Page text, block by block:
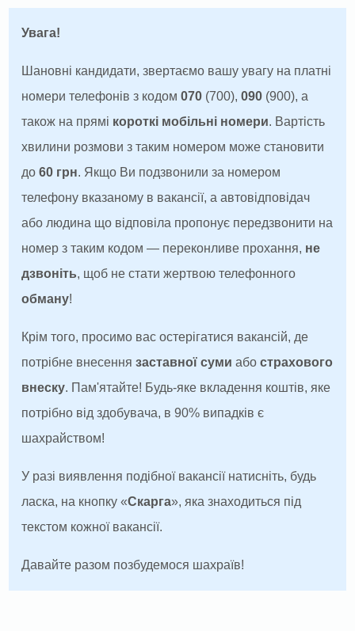
Увага!
Шановні кандидати, звертаємо вашу увагу на платні
номери телефонів з кодом070 (700),090 (900), а
також на прямі короткі мобільні номери. Вартість
хвилини розмови з таким номером може становити
до60 грн. Якщо Ви подзвонили за номером
телефону вказаному в вакансії, а автовідповідач
або людина що відповіла пропонує передзвонити на
номер з таким кодом — переконливе прохання, не
дзвоніть, щоб не стати жертвою телефонного
обману!
Крім того, просимо вас остерігатися вакансій, де
потрібне внесеннязаставної суми абострахового
внеску. Пам'ятайте! Будь-яке вкладення коштів, яке
потрібно від здобувача, в 90% випадків є
шахрайством!
У разі виявлення подібної вакансії натисніть, будь
ласка, на кнопку «Скарга», яка знаходиться під
текстом кожної вакансії.
Давайте разом позбудемося шахраїв!